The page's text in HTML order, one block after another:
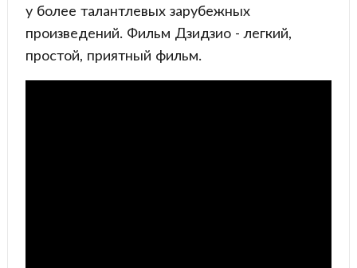
у более талантлевых зарубежных
произведений. Фильм Дзидзио - легкий,
простой, приятный фильм.